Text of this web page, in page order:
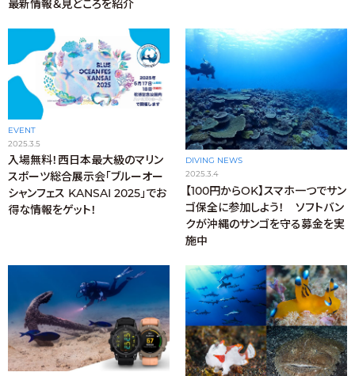
最新情報＆見どころを紹介
EVENT
2025.3.5
入場無料！西日本最大級のマリン
スポーツ総合展示会「ブルーオー
シャンフェス KANSAI 2025」でお
得な情報をゲット！
DIVING NEWS
2025.3.4
【100円からOK】スマホ一つでサン
ゴ保全に参加しよう！ ソフトバン
クが沖縄のサンゴを守る募金を実
施中